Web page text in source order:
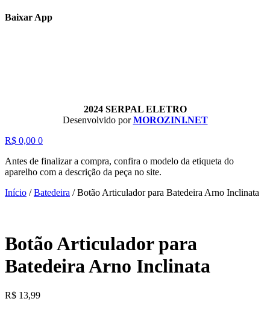
Baixar App
2024 SERPAL ELETRO
Desenvolvido porMOROZINI.NET
R$ 0,00 0
Antes de finalizar a compra, confira o modelo da etiqueta do
aparelho com a descrição da peça no site.
Início /Batedeira /Botão Articulador para Batedeira Arno Inclinata
Botão Articulador para
Batedeira Arno Inclinata
R$ 13,99